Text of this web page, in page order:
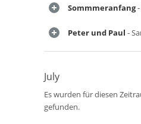
Sommmeranfang-
Peter und Paul -
July
Es wurden für diesen
gefunden.